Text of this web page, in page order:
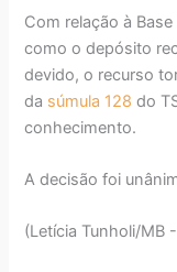
Com relação à
como o depósito
devido, o recurso
da súmula 128 do
conhecimento.
A decisão foi
(Letícia Tunholi/MB